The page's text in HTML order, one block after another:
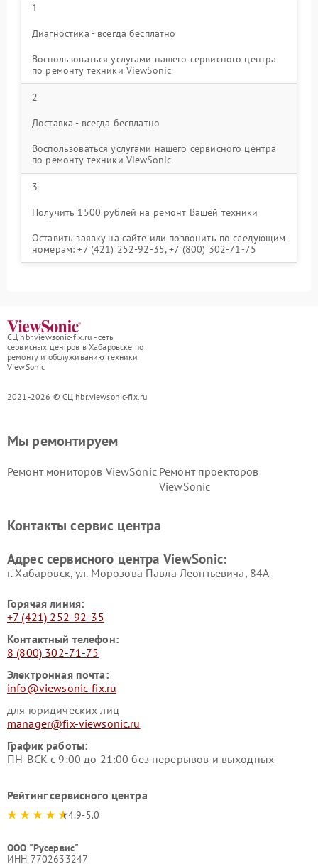
1
Диагностика - всегда бесплатно
Воспользоваться услугами нашего сервисного центра
по ремонту техники ViewSonic
2
Доставка - всегда бесплатно
Воспользоваться услугами нашего сервисного центра
по ремонту техники ViewSonic
3
Получить 1500 рублей на ремонт Вашей техники
Оставить заявку на сайте или позвонить по следующим
номерам: +7 (421) 252-92-35, +7 (800) 302-71-75
СЦ hbr.viewsonic-fix.ru - сеть
сервисных центров в Хабаровске по
ремонту и обслуживанию техники
ViewSonic
2021-2026 © СЦ hbr.viewsonic-fix.ru
Мы ремонтируем
Ремонт мониторов ViewSonic Ремонт проекторов
ViewSonic
Контакты сервис центра
Адрес сервисного центра ViewSonic:
г. Хабаровск, ул. Морозова Павла Леонтьевича, 84А
Горячая линия:
+7 (421) 252-92-35
Контактный телефон:
8 (800) 302-71-75
Электронная почта:
info@viewsonic-fix.ru
для юридических лиц
manager@fix-viewsonic.ru
График работы:
ПН-ВСК с 9:00 до 21:00 без перерывов и выходных
Рейтинг сервисного центра
4.9-5.0
ООО "Русервис"
ИНН 7702633247